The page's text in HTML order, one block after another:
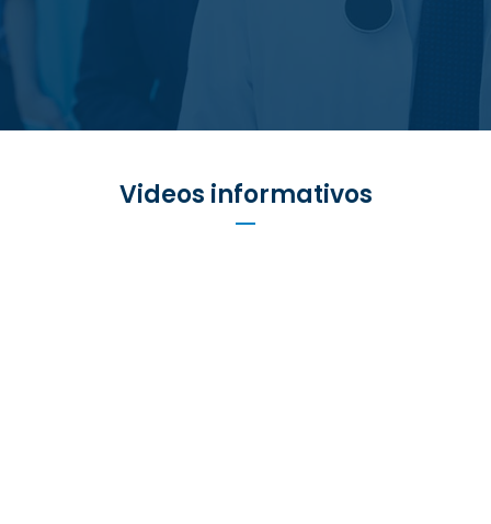
Videos informativos